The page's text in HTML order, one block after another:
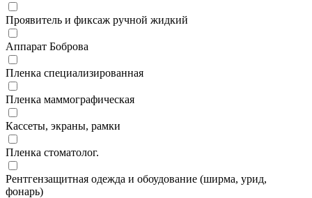
Проявитель и фиксаж ручной жидкий
Аппарат Боброва
Пленка специализированная
Пленка маммографическая
Кассеты, экраны, рамки
Пленка стоматолог.
Рентгензащитная одежда и обоудование (ширма, урид,
фонарь)